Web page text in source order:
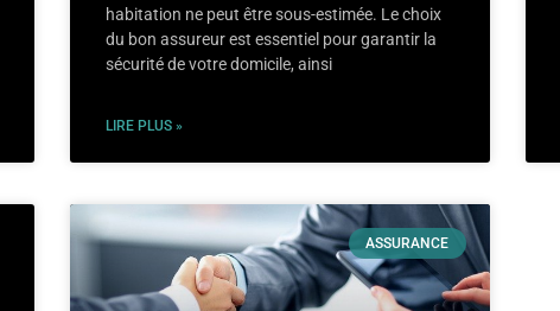
habitation ne peut être sous-estimée. Le choix
du bon assureur est essentiel pour garantir la
sécurité de votre domicile, ainsi
LIRE PLUS »
ASSURANCE